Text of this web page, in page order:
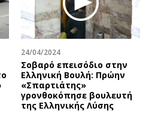
24/04/2024
Σοβαρό επεισόδιο στην
Ελληνική Βουλή: Πρώην
«Σπαρτιάτης»
γρονθοκόπησε βουλευτή
της Ελληνικής Λύσης